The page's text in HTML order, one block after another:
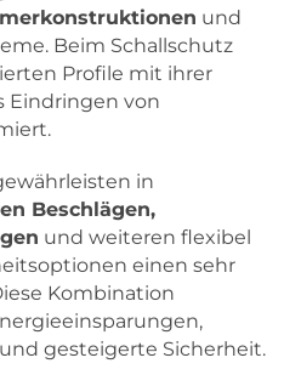
und
Beim Schallschutz
Profile mit ihrer
Eindringen von
in
Beschlägen,
und weiteren flexibel
einen sehr
Kombination
gesteigerte Sicherheit.